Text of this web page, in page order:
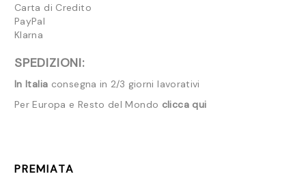
Carta di Credito
PayPal
Klarna
SPEDIZIONI:
In Italia consegna in 2/3 giorni lavorativi
Per Europa e Resto del Mondo clicca qui
PREMIATA